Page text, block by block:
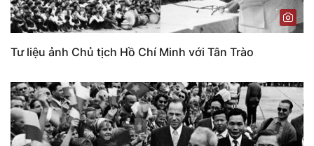
Tư liệu ảnh Chủ tịch Hồ Chí Minh với Tân Trào